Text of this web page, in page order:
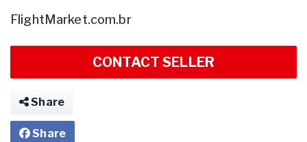
FlightMarket.com.br
CONTACT SELLER
Share
Share